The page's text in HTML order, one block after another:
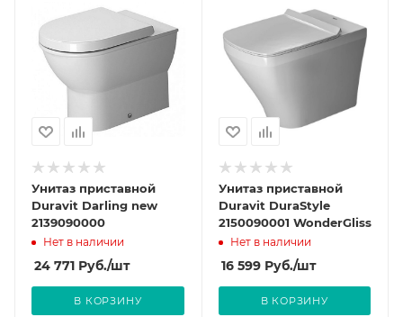
Унитаз приставной
Duravit Darling new
2139090000
Нет в наличии
24 771 Руб./шт
В КОРЗИНУ
Унитаз приставной
Duravit DuraStyle
2150090001 WonderGliss
Нет в наличии
16 599Руб./шт
В КОРЗИНУ